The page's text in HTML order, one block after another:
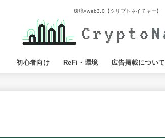
環境×web3.0【クリプトネイチャー】
初心者向け ReFi・環境 広告掲載について